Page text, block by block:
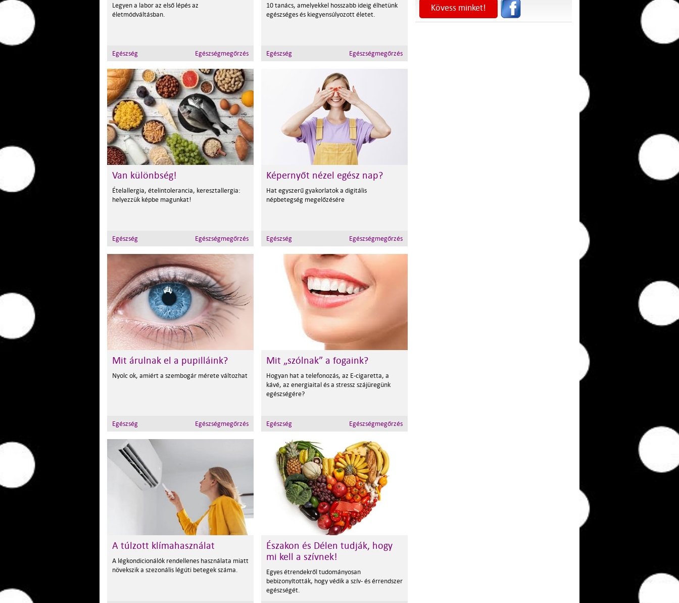
Legyen a labor az első lépés az
életmódváltásban.
Egészség Egészségmegőrzés
10 tanács, amelyekkel hosszabb ideig élhetünk
egészséges és kiegyensúlyozott életet.
Egészség Egészségmegőrzés
Van különbség!
Ételallergia, ételintolerancia, keresztallergia:
helyezzük képbe magunkat!
Egészség Egészségmegőrzés
Képernyőt nézel egész nap?
Hat egyszerű gyakorlatok a digitális
népbetegség megelőzésére
Egészség Egészségmegőrzés
Mit árulnak el a pupilláink?
Nyolc ok, amiért a szembogár mérete változhat
Egészség Egészségmegőrzés
Mit „szólnak” a fogaink?
Hogyan hat a telefonozás, az E-cigaretta, a
kávé, az energiaital és a stressz szájüregünk
egészségére?
Egészség Egészségmegőrzés
A túlzott klímahasználat
A légkondicionálók rendellenes használata miatt
növekszik a szezonális légúti betegek száma.
Északon és Délen tudják, hogy
mi kell a szívnek!
Egyes étrendekről tudományosan
bebizonyították, hogy védik a szív- és érrendszer
egészségét.
Kövess minket!